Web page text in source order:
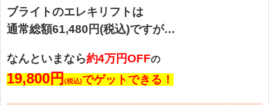
ブライトのエレキリフトは
通常総額61,480円(税込)ですが…
なんといまなら約4万円OFFの
19,800円(税込)でゲットできる！